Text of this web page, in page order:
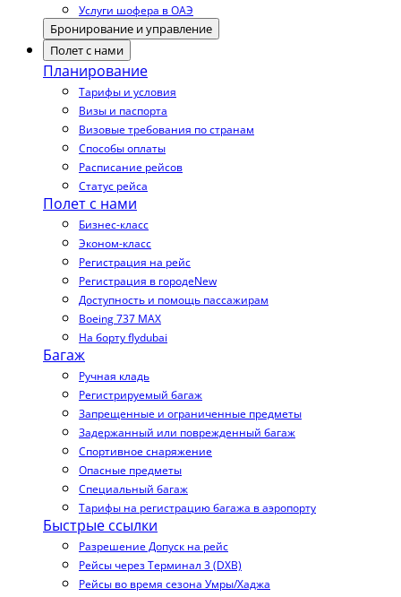
Услуги шофера в ОАЭ
Бронирование и управление
Полет с нами
Планирование
Тарифы и условия
Визы и паспорта
Визовые требования по странам
Способы оплаты
Расписание рейсов
Статус рейса
Полет с нами
Бизнес-класс
Эконом-класс
Регистрация на рейс
Регистрация в городеNew
Доступность и помощь пассажирам
Boeing 737 MAX
На борту flydubai
Багаж
Ручная кладь
Регистрируемый багаж
Запрещенные и ограниченные предметы
Задержанный или поврежденный багаж
Спортивное снаряжение
Опасные предметы
Специальный багаж
Тарифы на регистрацию багажа в аэропорту
Быстрые ссылки
Разрешение Допуск на рейс
Рейсы через Терминал 3 (DXB)
Рейсы во время сезона Умры/Хаджа